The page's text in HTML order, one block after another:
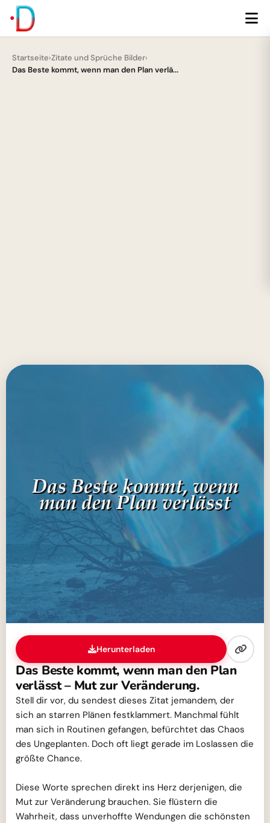
Startseite›Zitate und Sprüche Bilder›
Das Beste kommt, wenn man den Plan verlä...
Herunterladen
Das Beste kommt, wenn man den Plan
verlässt – Mut zur Veränderung.
Stell dir vor, du sendest dieses Zitat jemandem, der
sich an starren Plänen festklammert. Manchmal fühlt
man sich in Routinen gefangen, befürchtet das Chaos
des Ungeplanten. Doch oft liegt gerade im Loslassen die
größte Chance.
Diese Worte sprechen direkt ins Herz derjenigen, die
Mut zur Veränderung brauchen. Sie flüstern die
Wahrheit, dass unverhoffte Wendungen die schönsten